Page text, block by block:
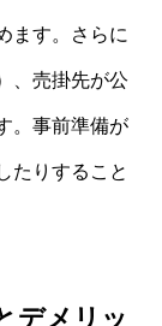
ます。さらに
、売掛先が公
。事前準備が
たりすること
デメリッ